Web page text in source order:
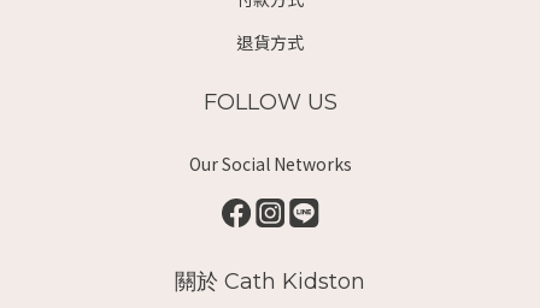
退貨方式
FOLLOW US
Our Social Networks
關於 Cath Kidston